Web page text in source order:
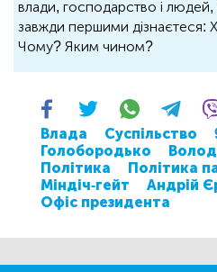
влади, господарство і людей,
завжди першими
Чому? Яким чином?
Влада Суспільство
Голобородько
Політика
Політика
Міндіч-гейт
Андрій
Офіс президента